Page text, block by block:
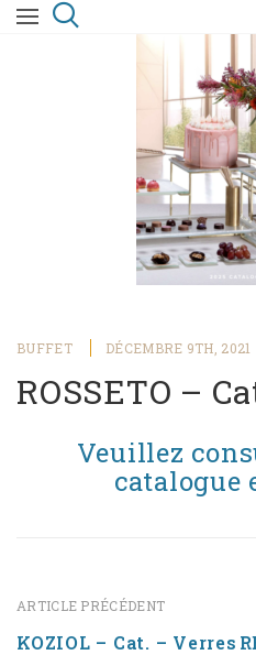
BUFFET DÉCEMBRE 9TH, 2021
ROSSETO –
Veuillez
catalogue
ARTICLE PRÉCÉDENT
KOZIOL – Cat. – Verres